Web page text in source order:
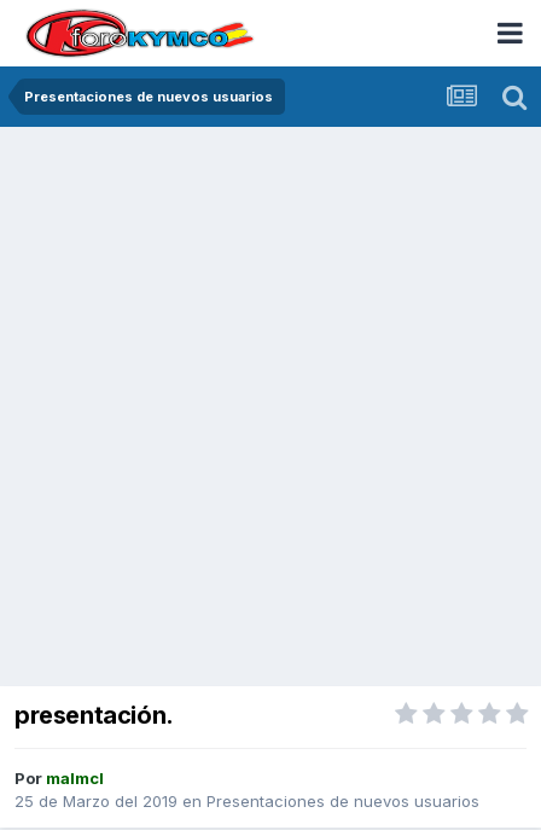
Presentaciones de nuevos usuarios
presentación.
Por malmcl
25 de Marzo del 2019 en Presentaciones de nuevos usuarios